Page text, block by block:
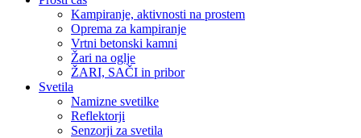
Kampiranje, aktivnosti na prostem
Oprema za kampiranje
Vrtni betonski kamni
Žari na oglje
ŽARI, SAČI in pribor
Svetila
Namizne svetilke
Reflektorji
Senzorji za svetila